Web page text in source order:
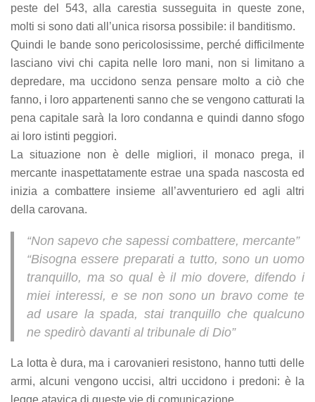
peste del 543, alla carestia susseguita in queste zone,
molti si sono dati all’unica risorsa possibile: il banditismo.
Quindi le bande sono pericolosissime, perché difficilmente
lasciano vivi chi capita nelle loro mani, non si limitano a
depredare, ma uccidono senza pensare molto a ciò che
fanno, i loro appartenenti sanno che se vengono catturati la
pena capitale sarà la loro condanna e quindi danno sfogo
ai loro istinti peggiori.
La situazione non è delle migliori, il monaco prega, il
mercante inaspettatamente estrae una spada nascosta ed
inizia a combattere insieme all’avventuriero ed agli altri
della carovana.
“Non sapevo che sapessi combattere, mercante”
“Bisogna essere preparati a tutto, sono un uomo
tranquillo, ma so qual è il mio dovere, difendo i
miei interessi, e se non sono un bravo come te
ad usare la spada, stai tranquillo che qualcuno
ne spedirò davanti al tribunale di Dio”
La lotta è dura, ma i carovanieri resistono, hanno tutti delle
armi, alcuni vengono uccisi, altri uccidono i predoni: è la